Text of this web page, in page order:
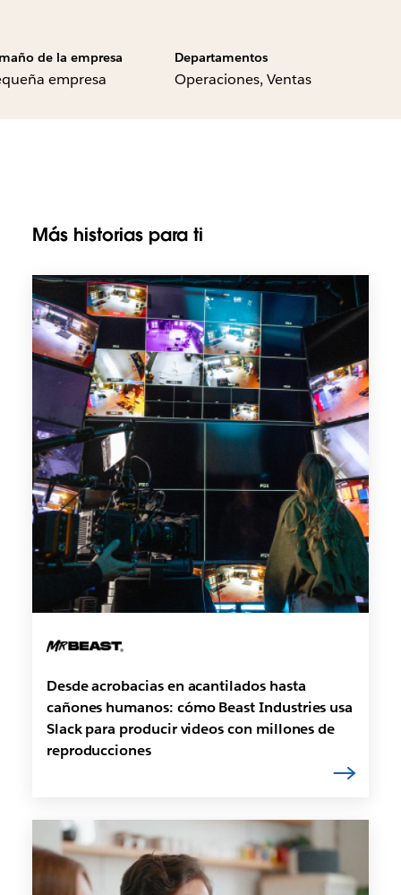
de la empresa
empresa
Departamentos
Operaciones, Ventas
Más historias para ti
Desde acrobacias en acantilados hasta
cañones humanos: cómo Beast Industries usa
Slack para producir videos con millones de
reproducciones